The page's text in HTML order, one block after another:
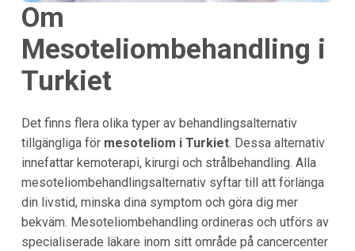
Om
Mesoteliombehandling i
Turkiet
Det finns flera olika typer av behandlingsalternativ
tillgängliga för mesoteliom i Turkiet. Dessa alternativ
innefattar kemoterapi, kirurgi och strålbehandling. Alla
mesoteliombehandlingsalternativ syftar till att förlänga
din livstid, minska dina symptom och göra dig mer
bekväm. Mesoteliombehandling ordineras och utförs av
specialiserade läkare inom sitt område på cancercenter